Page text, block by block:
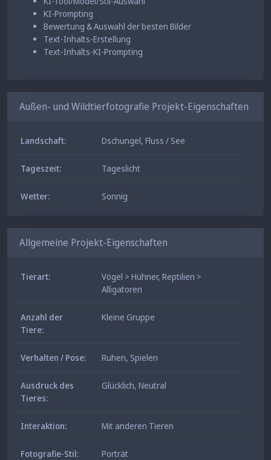
unwahrscheinlichsten Umgebungen.
KI-Prompting
Bewertung & Auswahl der besten Bilder
Text-Inhalts-Erstellung
Text-Inhalts-KI-Prompting
Außen- und Wildtierfotografie Projekt-Eigenschaften
Landschaft: Dschungel, Fluss / See
Tageszeit: Tageslicht
Wetter: Sonnig
Allgemeine Projekt-Eigenschaften
Tierart: Vögel > Hühner, Reptilien >
Alligatoren
Anzahl der
Tiere:
Kleine Gruppe
Verhalten / Pose: Ruhen, Spielen
Ausdruck des
Tieres:
Glücklich, Neutral
Interaktion: Mit anderen Tieren
Fotografie-Stil: Porträt